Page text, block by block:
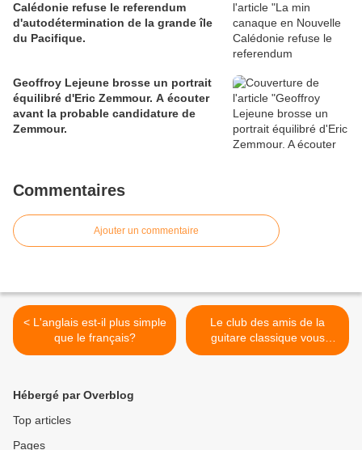
Calédonie refuse le referendum
d'autodétermination de la grande île
du Pacifique.
Geoffroy Lejeune brosse un portrait
équilibré d'Eric Zemmour. A écouter
avant la probable candidature de
Zemmour.
Commentaires
Ajouter un commentaire
< L'anglais est-il plus simple
que le français?
Le club des amis de la
guitare classique vous
invite. >
Hébergé par Overblog
Top articles
Pages